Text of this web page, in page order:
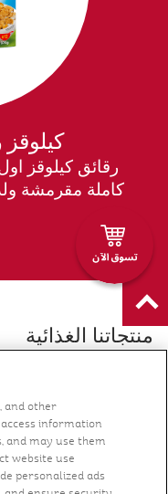
كاملة مقرمشة
لإشراق
فيتامينات
منتجاتنا الغذائية
الوصفات
ما الجديد
and other
information
and may use them
website use
personalized ads